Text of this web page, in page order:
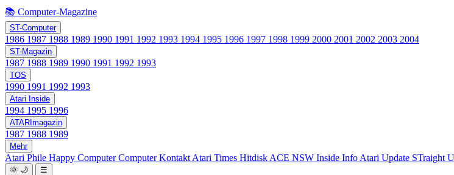
📚 Computer-Magazine
ST-Computer
1986 1987 1988 1989 1990 1991 1992 1993 1994 1995 1996 1997 1998 1999 2000 2001 2002 2003 2004
ST-Magazin
1987 1988 1989 1990 1991 1992 1993
TOS
1990 1991 1992 1993
Atari Inside
1994 1995 1996
ATARImagazin
1987 1988 1989
Mehr
Atari Phile Happy ComputerComputer Kontakt Atari Times Hitdisk ACE NSW Inside Info Atari Update STraight
🌞 🌙
☰